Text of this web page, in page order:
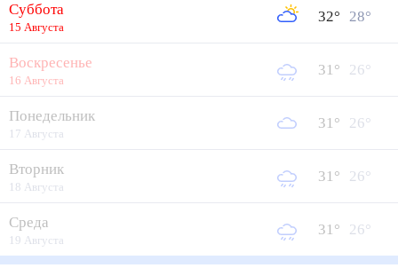
Суббота
15 Августа
32° 28°
Воскресенье
16 Августа
31° 26°
Понедельник
17 Августа
31° 26°
Вторник
18 Августа
31° 26°
Среда
19 Августа
31° 26°